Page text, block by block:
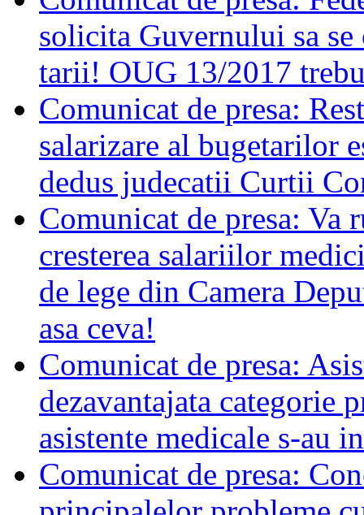
solicita Guvernului sa se
tarii! OUG 13/2017
Comunicat de presa:
salarizare al bugetarilor
dedus judecatii Curtii
Comunicat de presa: Va
cresterea salariilor
de lege din Camera
asa ceva!
Comunicat de presa:
dezavantajata categorie
asistente medicale s-au
Comunicat de presa: